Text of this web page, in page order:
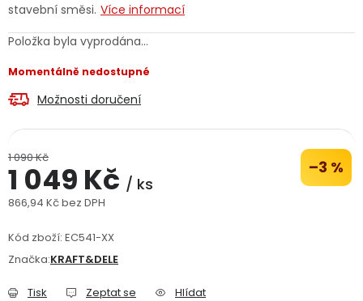
Jaký je aktuální stav mé objednávky?
Servis nářadí Hodnocení obchodu
Reklamační formulář
stavební směsi. Více informací
Položka byla vyprodána…
Momentálně nedostupné
Možnosti doručení
1 090 Kč –3 %
1 049 Kč / ks
866,94 Kč bez DPH
Kód zboží: EC541-XX
Značka:KRAFT&DELE
Tisk Zeptat se Hlídat